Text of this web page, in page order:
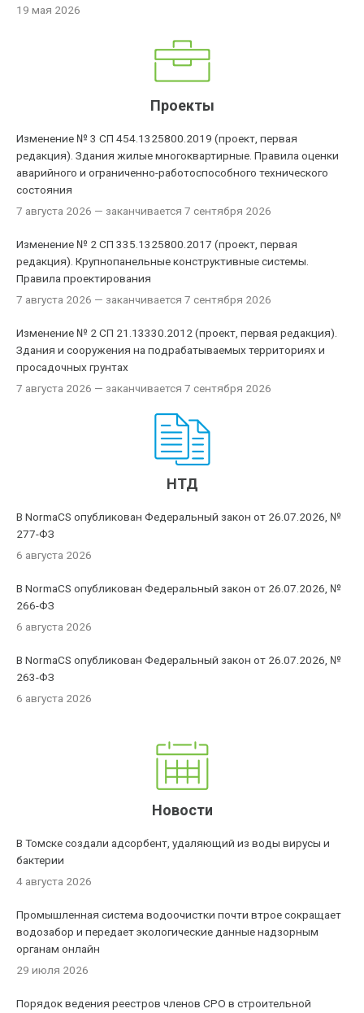
19 мая 2026
Проекты
Изменение № 3 СП 454.1325800.2019 (проект, первая
редакция). Здания жилые многоквартирные. Правила оценки
аварийного и ограниченно-работоспособного технического
состояния
7 августа 2026 — заканчивается 7 сентября 2026
Изменение № 2 СП 335.1325800.2017 (проект, первая
редакция). Крупнопанельные конструктивные системы.
Правила проектирования
7 августа 2026 — заканчивается 7 сентября 2026
Изменение № 2 СП 21.13330.2012 (проект, первая редакция).
Здания и сооружения на подрабатываемых территориях и
просадочных грунтах
7 августа 2026 — заканчивается 7 сентября 2026
НТД
В NormaCS опубликован Федеральный закон от 26.07.2026, №
277-ФЗ
6 августа 2026
В NormaCS опубликован Федеральный закон от 26.07.2026, №
266-ФЗ
6 августа 2026
В NormaCS опубликован Федеральный закон от 26.07.2026, №
263-ФЗ
6 августа 2026
Новости
В Томске создали адсорбент, удаляющий из воды вирусы и
бактерии
4 августа 2026
Промышленная система водоочистки почти втрое сокращает
водозабор и передает экологические данные надзорным
органам онлайн
29 июля 2026
Порядок ведения реестров членов СРО в строительной